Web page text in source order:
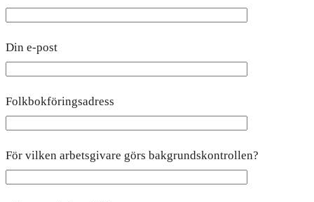
Din e-post
Folkbokföringsadress
För vilken arbetsgivare görs bakgrundskontrollen?